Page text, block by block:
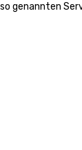
genannten